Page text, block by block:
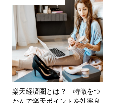
楽天経済圏とは？ 特徴をつ
かんで楽天ポイントを効率良